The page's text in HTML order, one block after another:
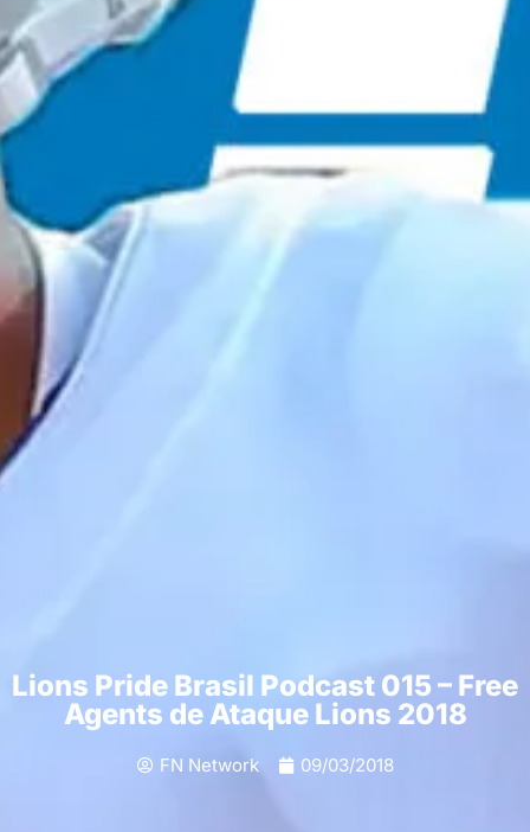
Lions Pride Brasil Podcast 015 – Free
Agents de Ataque Lions 2018
FN Network 09/03/2018